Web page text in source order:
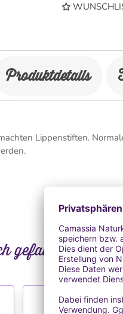
Produktdetails
Lippenstiften.
gefallen